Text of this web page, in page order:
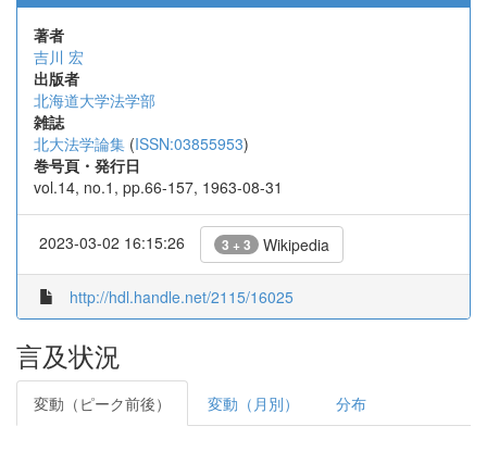
著者
吉川 宏
出版者
北海道大学法学部
雑誌
北大法学論集 (ISSN:03855953)
巻号頁・発行日
vol.14, no.1, pp.66-157, 1963-08-31
2023-03-02 16:15:26 3 + 3 Wikipedia
http://hdl.handle.net/2115/16025
言及状況
変動（ピーク前後） 変動（月別） 分布